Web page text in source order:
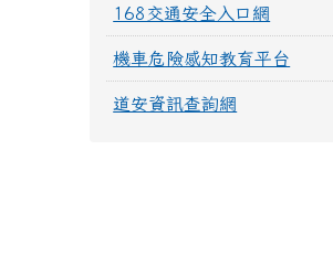
168交通安全入口網
機車危險感知教育平台
道安資訊查詢網